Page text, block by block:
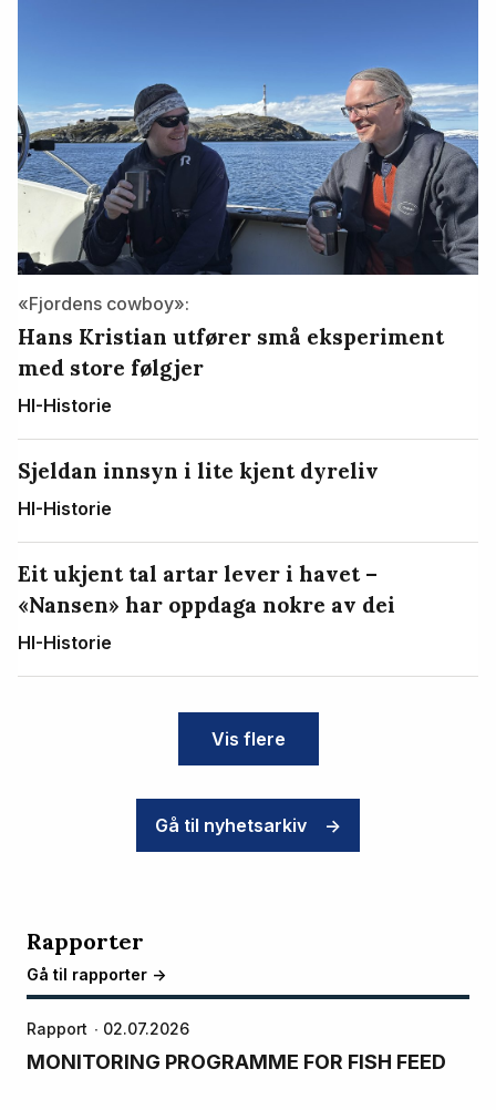
«Fjordens cowboy»:
Hans Kristian utfører små eksperiment
med store følgjer
HI-Historie
Sjeldan innsyn i lite kjent dyreliv
HI-Historie
Eit ukjent tal artar lever i havet –
«Nansen» har oppdaga nokre av dei
HI-Historie
Vis flere
Gå til nyhetsarkiv ->
Rapporter
Gå til rapporter ->
Rapport 02.07.2026
MONITORING PROGRAMME FOR FISH FEED